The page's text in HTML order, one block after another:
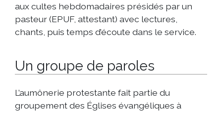
aux cultes hebdomadaires présidés par un
pasteur (EPUF, attestant) avec lectures,
chants, puis temps d’écoute dans le service.
Un groupe de paroles
L’aumônerie protestante fait partie du
groupement des Églises évangéliques à